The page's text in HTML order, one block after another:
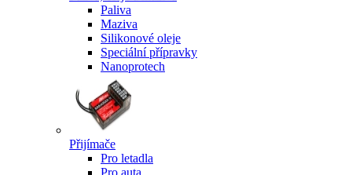
Paliva
Maziva
Silikonové oleje
Speciální přípravky
Nanoprotech
Přijímače
Pro letadla